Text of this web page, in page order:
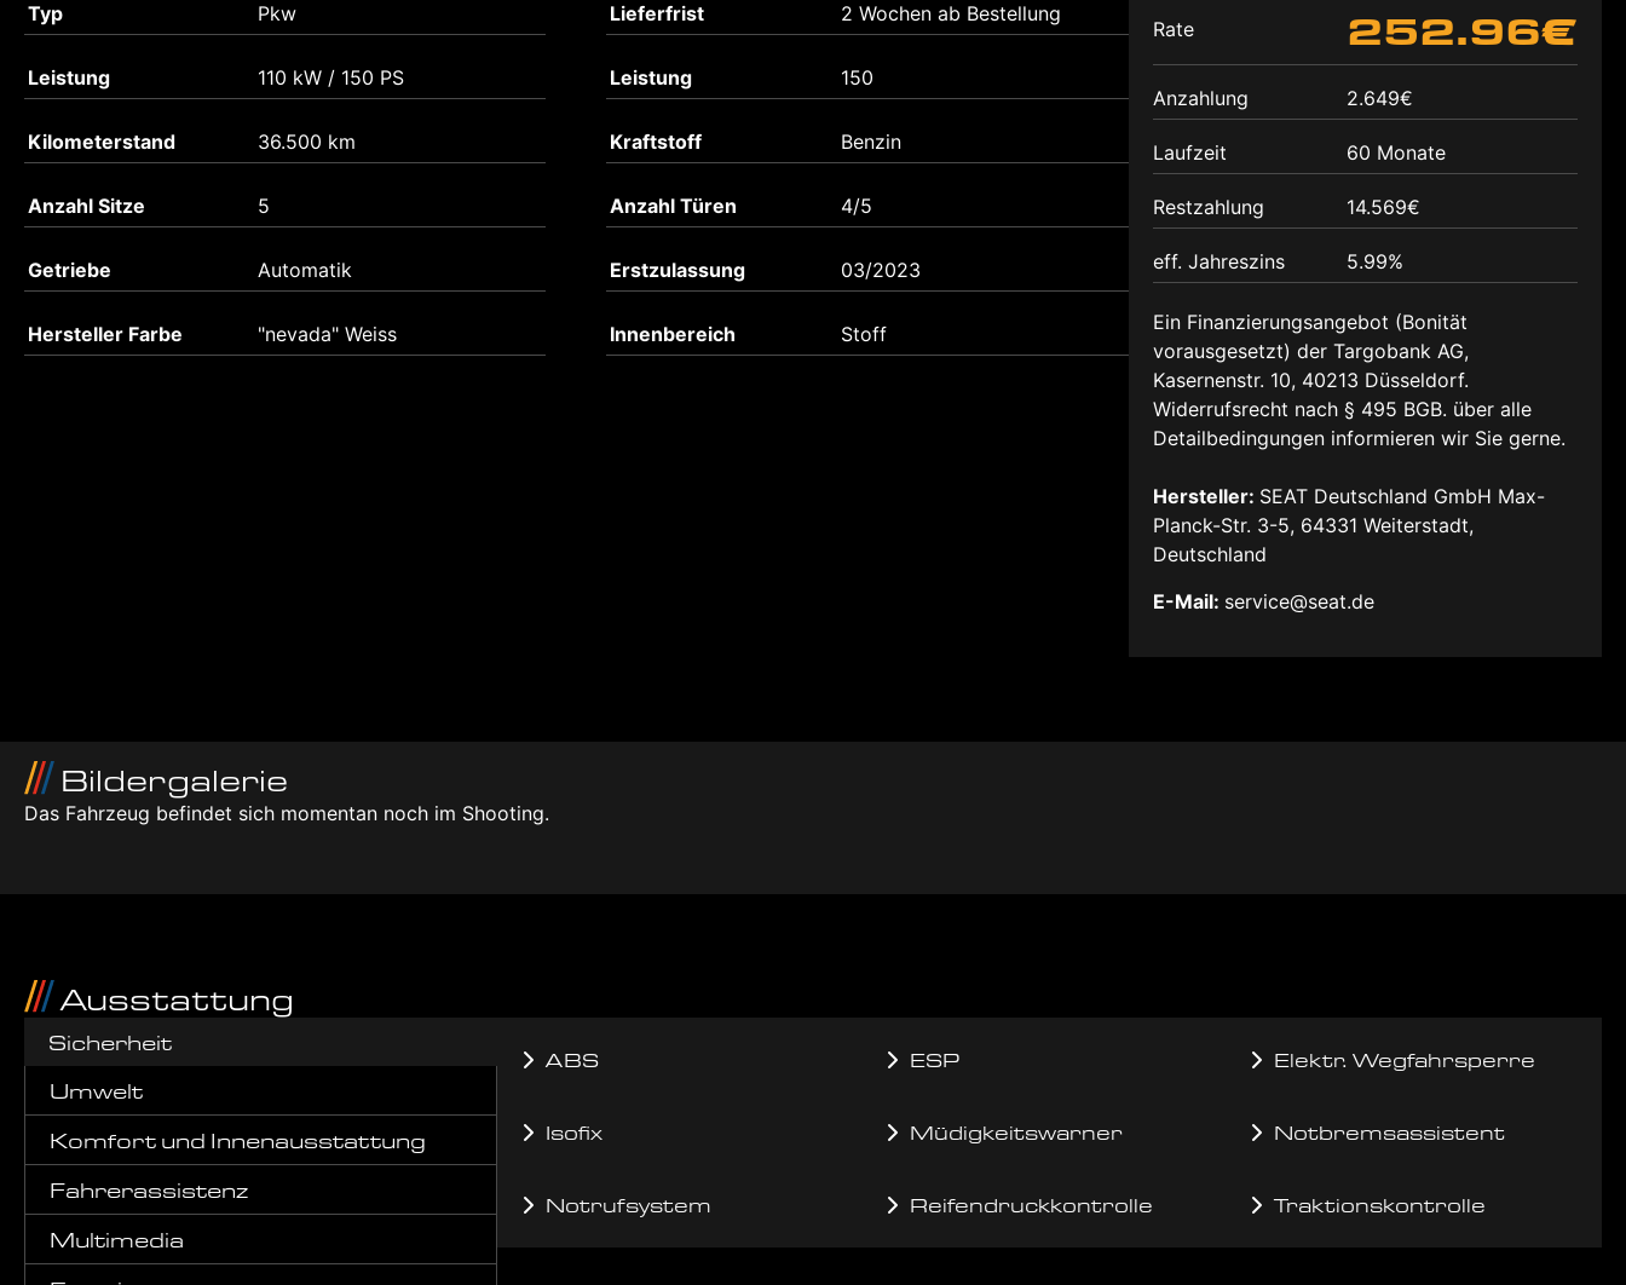
Typ Pkw Lieferfrist 2 Wochen ab Bestellung
Leistung 110 kW / 150 PS Leistung 150
Kilometerstand 36.500 km Kraftstoff Benzin
Anzahl Sitze 5 Anzahl Türen 4/5
Getriebe Automatik Erstzulassung 03/2023
Hersteller Farbe "nevada" Weiss Innenbereich Stoff
Rate 252.96€
Anzahlung 2.649€
Laufzeit 60 Monate
Restzahlung 14.569€
eff. Jahreszins 5.99%
Ein Finanzierungsangebot (Bonität
vorausgesetzt) der Targobank AG,
Kasernenstr. 10, 40213 Düsseldorf.
Widerrufsrecht nach § 495 BGB. über alle
Detailbedingungen informieren wir Sie gerne.
Hersteller: SEAT Deutschland GmbH Max-
Planck-Str. 3-5, 64331 Weiterstadt,
Deutschland
E-Mail: service@seat.de
Bildergalerie
Das Fahrzeug befindet sich momentan noch im Shooting.
Ausstattung
Sicherheit
Umwelt
Komfort und Innenausstattung
Fahrerassistenz
Multimedia
ABS ESP Elektr. Wegfahrsperre
Isofix Müdigkeitswarner Notbremsassistent
Notrufsystem Reifendruckkontrolle Traktionskontrolle